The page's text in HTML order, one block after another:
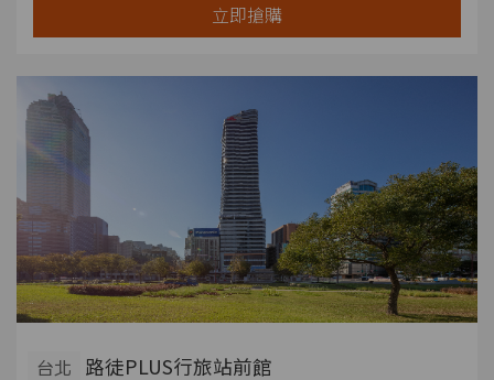
立即搶購
台北 路徒PLUS行旅站前館